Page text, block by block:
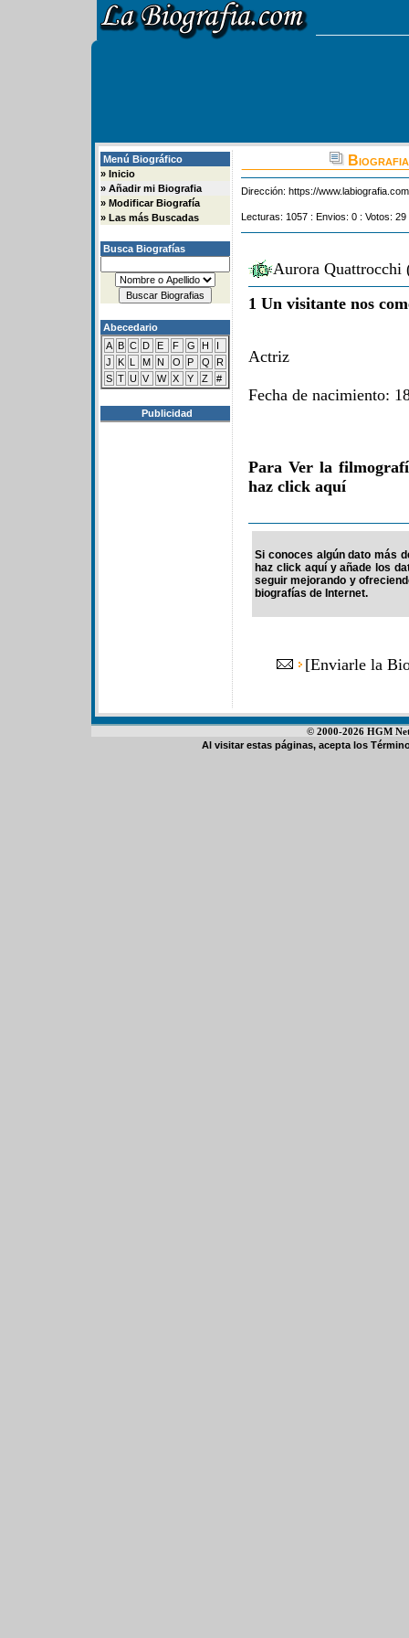
Menú Biográfico
» Inicio
» Añadir mi Biografia
» Modificar Biografía
» Las más Buscadas
Busca Biografías
Abecedario
A B C D E F G H
I
J
K L M N O P Q
R
S T U V W X Y Z #
Publicidad
Dirección: https://
Lecturas: 1057 : Envios: 0 : Votos:
Aurora Quattrocchi
1 Un visitante nos
Actriz
Fecha de nacimiento:
Para Ver la
haz click aquí
Si conoces algún dato más
haz click aquí y añade los
seguir mejorando y
biografías de Internet.
[Enviarle la
© 2000-2026 HGM
Al visitar estas páginas, acepta los